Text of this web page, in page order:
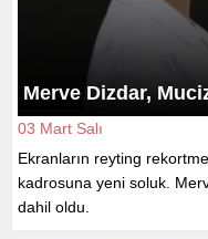
Merve Dizdar,
03 Mart Salı
Ekranların reyting
kadrosuna yeni soluk.
dahil oldu.